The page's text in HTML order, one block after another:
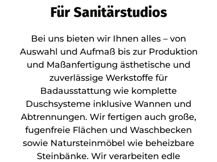
Für Sanitärstudios
Bei uns bieten wir Ihnen alles – von
Auswahl und Aufmaß bis zur Produktion
und Maßanfertigung ästhetische und
zuverlässige Werkstoffe für
Badausstattung wie komplette
Duschsysteme inklusive Wannen und
Abtrennungen. Wir fertigen auch große,
fugenfreie Flächen und Waschbecken
sowie Natursteinmöbel wie beheizbare
Steinbänke. Wir verarbeiten edle